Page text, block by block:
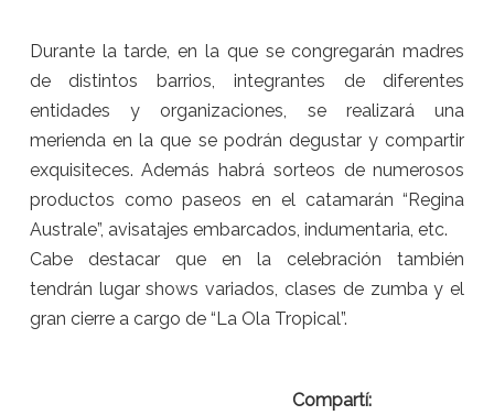
Durante la tarde, en la que se congregarán madres
de distintos barrios, integrantes de diferentes
entidades y organizaciones, se realizará una
merienda en la que se podrán degustar y compartir
exquisiteces. Además habrá sorteos de numerosos
productos como paseos en el catamarán “Regina
Australe”, avisatajes embarcados, indumentaria, etc.
Cabe destacar que en la celebración también
tendrán lugar shows variados, clases de zumba y el
gran cierre a cargo de “La Ola Tropical”.
Compartí: